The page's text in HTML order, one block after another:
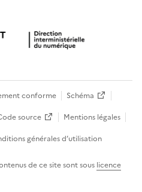
conforme
Schéma
source
Mentions légales
générales d’utilisation
de ce site sont sous licence